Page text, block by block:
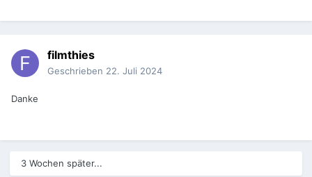
filmthies
Geschrieben 22. Juli 2024
Danke
3 Wochen später...